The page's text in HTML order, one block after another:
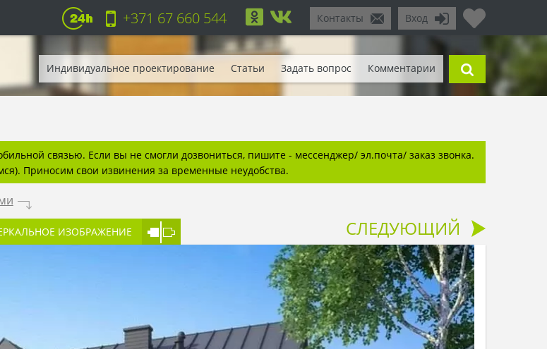
Вход
Контакты
+371 67 660 544
Индивидуальное проектирование Статьи Задать вопрос Комментарии
связью. Если вы не смогли дозвониться, пишите - мессенджер/ эл.почта/ заказ звонка.
Приносим свои извинения за временные неудобства.
.
ИЗОБРАЖЕНИЕ СЛЕДУЮЩИЙ